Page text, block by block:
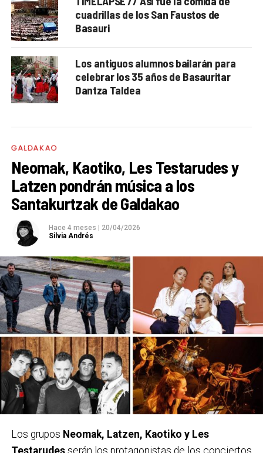
cuadrillas de los San Faustos de
Basauri
Los antiguos alumnos bailarán para
celebrar los 35 años de Basauritar
Dantza Taldea
GALDAKAO
Neomak, Kaotiko, Les Testarudes y
Latzen pondrán música a los
Santakurtzak de Galdakao
Hace 4 meses
20/04/2026
Silvia Andrés
Los grupos Neomak, Latzen, Kaotiko y Les
Testarudesserán los protagonistas de los conciertos